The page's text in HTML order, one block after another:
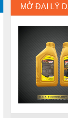
MỞ ĐẠI LÝ